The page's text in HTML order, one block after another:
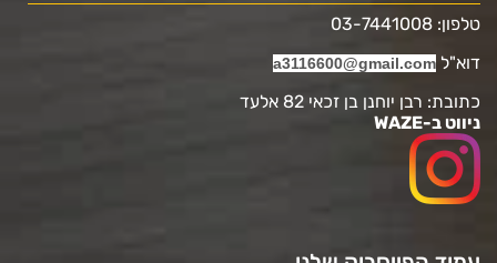
טלפון: 03-7441008
דוא"ל a3116600@gmail.com
כתובת: רבן יוחנן בן זכאי 82 אלעד
ניווט ב-WAZE